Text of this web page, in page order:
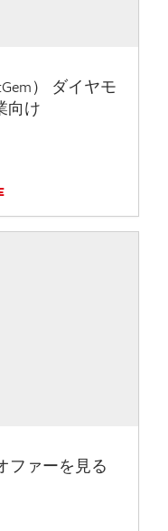
） ダイヤモ
向け
ファーを見る